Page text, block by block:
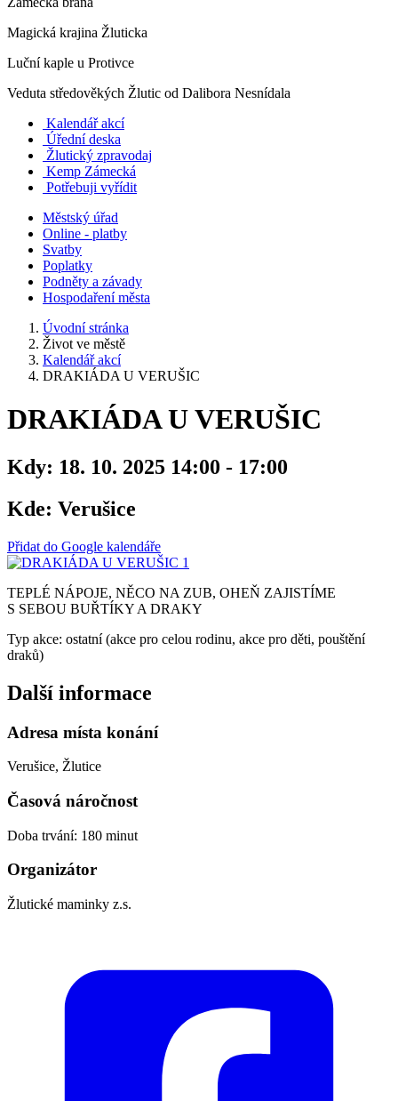
Magická krajina Žluticka
Luční kaple u Protivce
Veduta středověkých Žlutic od Dalibora Nesnídala
Kalendář akcí
Úřední deska
Žlutický zpravodaj
Kemp Zámecká
Potřebuji vyřídit
Městský úřad
Online - platby
Svatby
Poplatky
Podněty a závady
Hospodaření města
Úvodní stránka
Život ve městě
Kalendář akcí
DRAKIÁDA U VERUŠIC
DRAKIÁDA U VERUŠIC
Kdy: 18. 10. 2025 14:00 - 17:00
Kde: Verušice
Přidat do Google kalendáře
TEPLÉ NÁPOJE, NĚCO NA ZUB, OHEŇ ZAJISTÍME
S SEBOU BUŘTÍKY A DRAKY
Typ akce: ostatní (akce pro celou rodinu, akce pro děti, pouštění
draků)
Další informace
Adresa místa konání
Verušice, Žlutice
Časová náročnost
Doba trvání: 180 minut
Organizátor
Žlutické maminky z.s.